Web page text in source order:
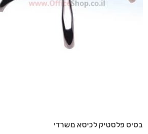
בסיס פלסטיק לכיסא משרדי